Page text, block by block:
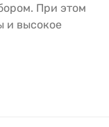
При этом
и высокое